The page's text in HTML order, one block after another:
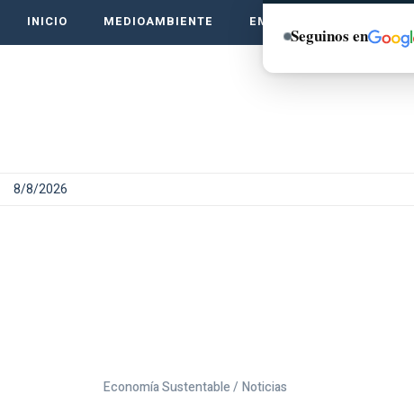
INICIO MEDIOAMBIENTE EMPRENDE VERDE
8/8/2026
Economía Sustentable / Noticias
Seguinos en